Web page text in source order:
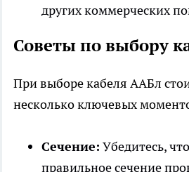
других коммерческих
Советы по выбору
При выборе кабеля ААБл
несколько ключевых
Сечение: Убедитесь,
правильное сечение